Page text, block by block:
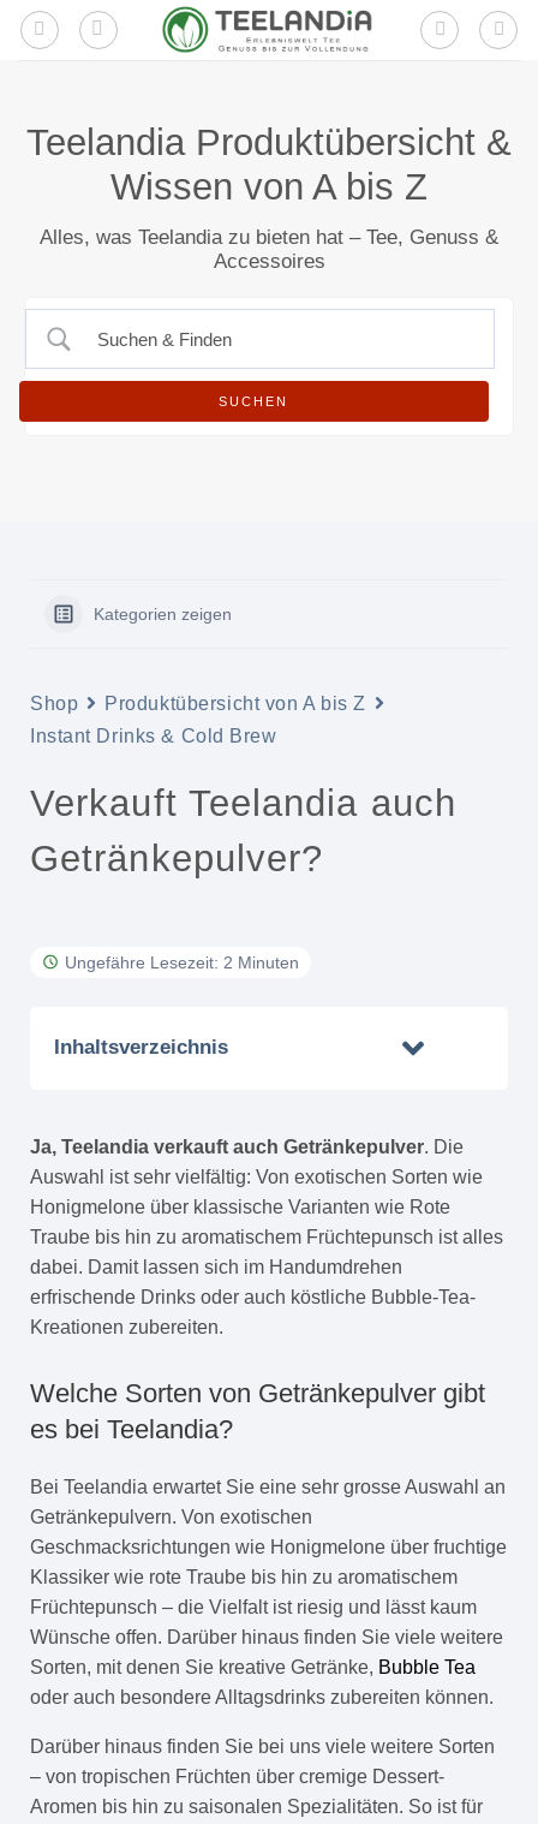
Zum
Inhalt
Teelandia Produktübersicht &
Wissen von A bis Z
Alles, was Teelandia zu bieten hat – Tee, Genuss &
Accessoires
Kategorien zeigen
Shop
Produktübersicht von A bis Z
Instant Drinks & Cold Brew
Verkauft Teelandia auch
Getränkepulver?
Ungefähre Lesezeit: 2 Minuten
Inhaltsverzeichnis
Ja, Teelandia verkauft auch Getränkepulver. Die
Auswahl ist sehr vielfältig: Von exotischen Sorten wie
Honigmelone über klassische Varianten wie Rote
Traube bis hin zu aromatischem Früchtepunsch ist alles
dabei. Damit lassen sich im Handumdrehen
erfrischende Drinks oder auch köstliche Bubble-Tea-
Kreationen zubereiten.
Welche Sorten von Getränkepulver gibt
es bei Teelandia?
Bei Teelandia erwartet Sie eine sehr grosse Auswahl an
Getränkepulvern. Von exotischen
Geschmacksrichtungen wie Honigmelone über fruchtige
Klassiker wie rote Traube bis hin zu aromatischem
Früchtepunsch – die Vielfalt ist riesig und lässt kaum
Wünsche offen. Darüber hinaus finden Sie viele weitere
Sorten, mit denen Sie kreative Getränke, Bubble Tea
oder auch besondere Alltagsdrinks zubereiten können.
Darüber hinaus finden Sie bei uns viele weitere Sorten
– von tropischen Früchten über cremige Dessert-
Aromen bis hin zu saisonalen Spezialitäten. So ist für